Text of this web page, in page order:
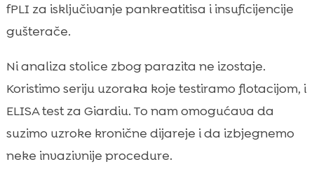
fPLI za isključivanje pankreatitisa i insuficijencije
gušterače.
Ni analiza stolice zbog parazita ne izostaje.
Koristimo seriju uzoraka koje testiramo flotacijom, i
ELISA test za Giardiu. To nam omogućava da
suzimo uzroke kronične dijareje i da izbjegnemo
neke invazivnije procedure.